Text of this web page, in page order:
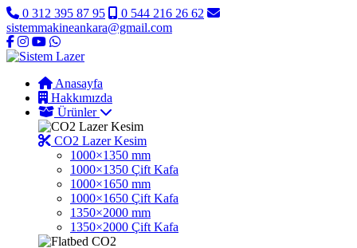
0 312 395 87 95
0 544 216 26 62
sistemmakineankara@gmail.com
Anasayfa
Hakkımızda
Ürünler
CO2 Lazer Kesim
1000×1350 mm
1000×1350 Çift Kafa
1000×1650 mm
1000×1650 Çift Kafa
1350×2000 mm
1350×2000 Çift Kafa